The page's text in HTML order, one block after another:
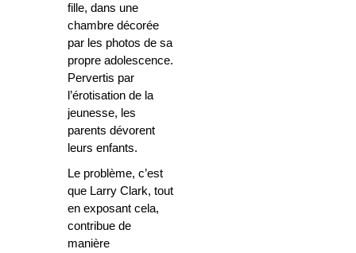
fille, dans une
chambre décorée
par les photos de sa
propre adolescence.
Pervertis par
l’érotisation de la
jeunesse, les
parents dévorent
leurs enfants.
Le problème, c’est
que Larry Clark, tout
en exposant cela,
contribue de
manière